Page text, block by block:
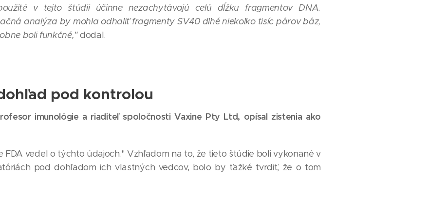
v tejto štúdii účinne nezachytávajú celú dĺžku fragmentov DNA.
analýza by mohla odhaliť fragmenty SV40 dlhé niekoľko tisíc párov báz,
boli funkčné,"dodal.
pod kontrolou
imunológie a riaditeľ spoločnosti Vaxine Pty Ltd, opísal zistenia ako
FDA vedel o týchto údajoch." Vzhľadom na to, že tieto štúdie boli vykonané v
pod dohľadom ich vlastných vedcov, bolo by ťažké tvrdiť, že o tom